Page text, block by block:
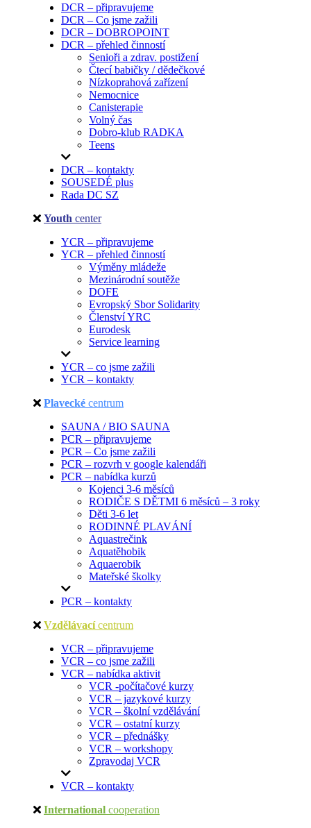
DCR – připravujeme
DCR – Co jsme zažili
DCR – DOBROPOINT
DCR – přehled činností
Senioři a zdrav. postižení
Čtecí babičky / dědečkové
Nízkoprahová zařízení
Nemocnice
Canisterapie
Volný čas
Dobro-klub RADKA
Teens
DCR – kontakty
SOUSEDÉ plus
Rada DC SZ
Youth center
YCR – připravujeme
YCR – přehled činností
Výměny mládeže
Mezinárodní soutěže
DOFE
Evropský Sbor Solidarity
Členství YRC
Eurodesk
Service learning
YCR – co jsme zažili
YCR – kontakty
Plavecké centrum
SAUNA / BIO SAUNA
PCR – připravujeme
PCR – Co jsme zažili
PCR – rozvrh v google kalendáři
PCR – nabídka kurzů
Kojenci 3-6 měsíců
RODIČE S DĚTMI 6 měsíců – 3 roky
Děti 3-6 let
RODINNÉ PLAVÁNÍ
Aquastrečink
Aquatěhobik
Aquaerobik
Mateřské školky
PCR – kontakty
Vzdělávací centrum
VCR – připravujeme
VCR – co jsme zažili
VCR – nabídka aktivit
VCR -počítačové kurzy
VCR – jazykové kurzy
VCR – školní vzdělávání
VCR – ostatní kurzy
VCR – přednášky
VCR – workshopy
Zpravodaj VCR
VCR – kontakty
International cooperation